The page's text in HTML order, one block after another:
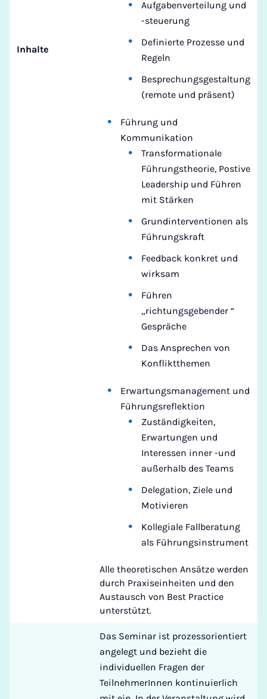
Inhalte
Aufgabenverteilung und
-steuerung
Definierte Prozesse und
Regeln
Besprechungsgestaltung
(remote und präsent)
Führung und
Kommunikation
Transformationale
Führungstheorie, Postive
Leadership und Führen
mit Stärken
Grundinterventionen als
Führungskraft
Feedback konkret und
wirksam
Führen
„richtungsgebender “
Gespräche
Das Ansprechen von
Konfliktthemen
Erwartungsmanagement und
Führungsreflektion
Zuständigkeiten,
Erwartungen und
Interessen inner -und
außerhalb des Teams
Delegation, Ziele und
Motivieren
Kollegiale Fallberatung
als Führungsinstrument
Alle theoretischen Ansätze werden
durch Praxiseinheiten und den
Austausch von Best Practice
unterstützt.
Das Seminar ist prozessorientiert
angelegt und bezieht die
individuellen Fragen der
TeilnehmerInnen kontinuierlich